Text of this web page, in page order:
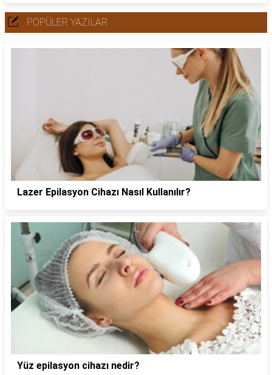
POPÜLER YAZILAR
Lazer Epilasyon Cihazı Nasıl Kullanılır?
Yüz epilasyon cihazı nedir?